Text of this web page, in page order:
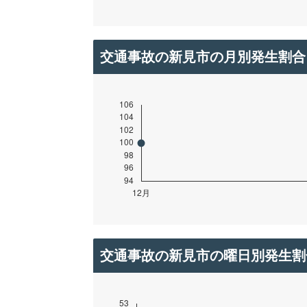
交通事故の新見市の月別発生割合
交通事故の新見市の曜日別発生